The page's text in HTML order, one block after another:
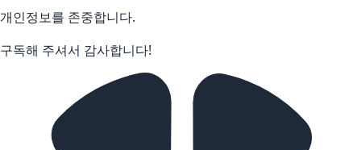
개인정보를 존중합니다.
구독해 주셔서 감사합니다!